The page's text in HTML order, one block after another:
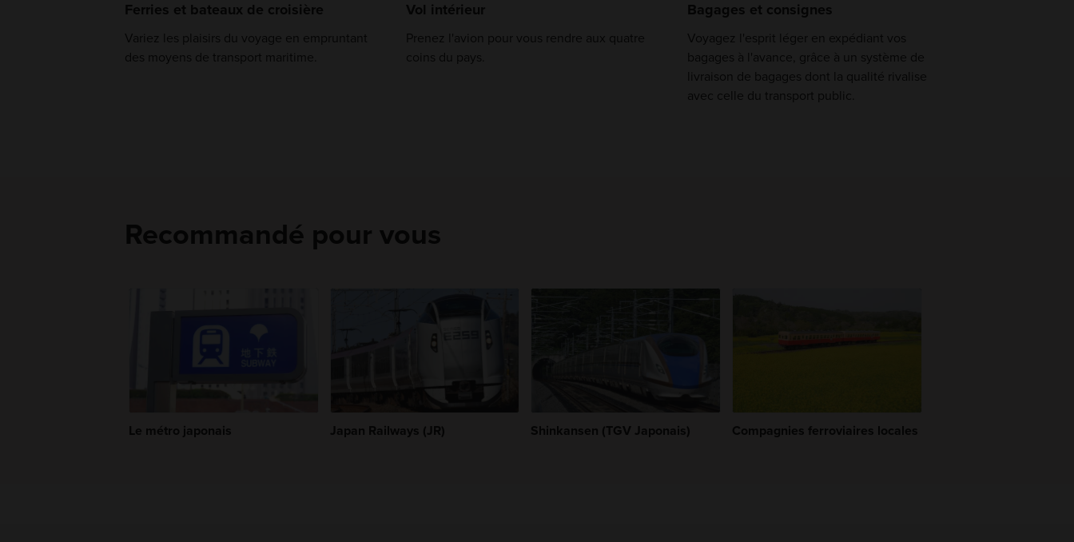
Ferries et bateaux de croisière
Variez les plaisirs du voyage en empruntant
des moyens de transport maritime.
Vol intérieur
Prenez l'avion pour vous rendre aux quatre
coins du pays.
Bagages et consignes
Voyagez l'esprit léger en expédiant vos
bagages à l'avance, grâce à un système de
livraison de bagages dont la qualité rivalise
avec celle du transport public.
Recommandé pour vous
Le métro japonais Japan Railways (JR) Shinkansen (TGV Japonais) Compagnies ferroviaires locales